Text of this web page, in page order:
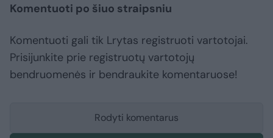
Komentuoti po šiuo straipsniu
Komentuoti gali tik Lrytas registruoti vartotojai.
Prisijunkite prie registruotų vartotojų
bendruomenės ir bendraukite komentaruose!
Rodyti komentarus